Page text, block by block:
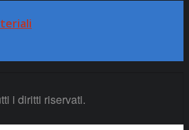
i diritti riservati.